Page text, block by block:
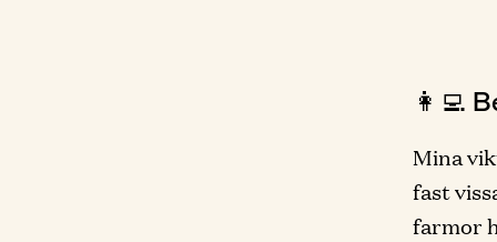
👩‍💻
Mina
fast
farmor